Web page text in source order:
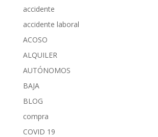
accidente
accidente laboral
ACOSO
ALQUILER
AUTÓNOMOS
BAJA
BLOG
compra
COVID 19